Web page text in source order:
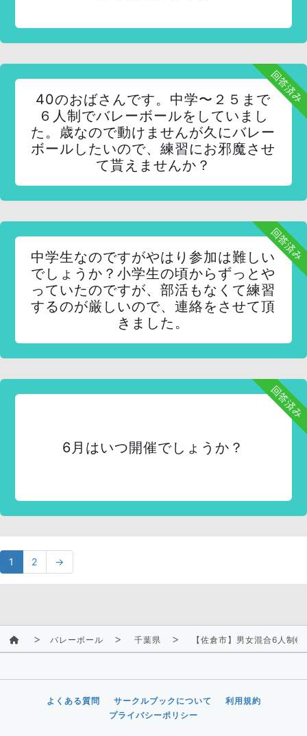
回答済み
40のおばさんです。中学〜２５まで
６人制でバレーボールをしていまし
た。歳なので動けませんが久にバレー
ボールしたいので、練習にお邪魔させ
て貰えませんか？
回答済み
中学生なのですがやはり参加は難しい
でしょうか？小学生の頃からずっとや
っていたのですが、部活もなくて練習
するのが厳しいので、連絡をさせて頂
きました。
回答済み
6月はいつ開催でしょうか？
1 2 →
バレーボール 千葉県 【佐倉市】男女混合6人制
よくある質問 サークルブックについて
利用規約
プライバシーポリシー